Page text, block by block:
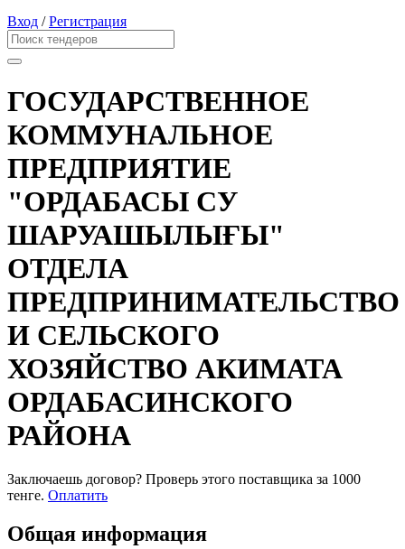
Вход /Регистрация
ГОСУДАРСТВЕННОЕ
КОММУНАЛЬНОЕ
ПРЕДПРИЯТИЕ
"ОРДАБАСЫ СУ
ШАРУАШЫЛЫҒЫ"
ОТДЕЛА
ПРЕДПРИНИМАТЕЛЬСТВО
И СЕЛЬСКОГО
ХОЗЯЙСТВО АКИМАТА
ОРДАБАСИНСКОГО
РАЙОНА
Заключаешь договор? Проверь этого поставщика за 1000
тенге. Оплатить
Общая информация